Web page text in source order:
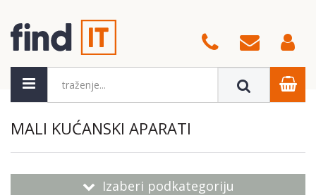
MALI KUĆANSKI APARATI
Izaberi podkategoriju